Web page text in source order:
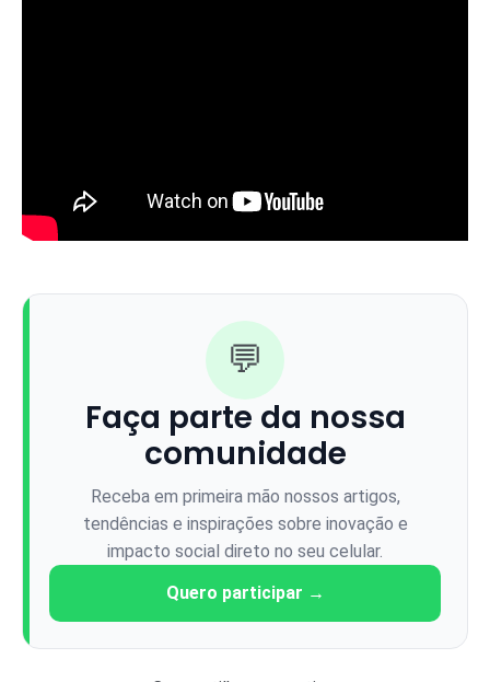
💬
Faça parte da nossa
comunidade
Receba em primeira mão nossos artigos,
tendências e inspirações sobre inovação e
impacto social direto no seu celular.
Quero participar →